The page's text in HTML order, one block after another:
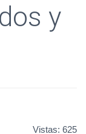
y
Vistas: 625